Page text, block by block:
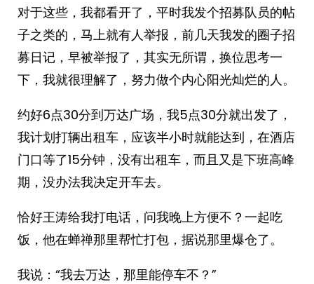
对于这些，我都看开了，平时我发个招募队员的帖
子之类的，马上就有人举报，前几天我发的圈子招
募日记，早被举报了，其实无所谓，换位思考一
下，我就很理解了，努力做个内心阳光灿烂的人。
约好6点30分到万达广场，我5点30分就出发了，
我计划打辆出租车，应该半小时就能达到，在酒店
门口等了15分钟，没有出租车，而且又是下班高峰
期，没办法我决定开车去。
恰好王涛给我打电话，问我晚上方便不？一起吃
饭，他在蝉禅那里帮忙打包，据说那里爆仓了。
我说：“我去万达，那里能停车不？”